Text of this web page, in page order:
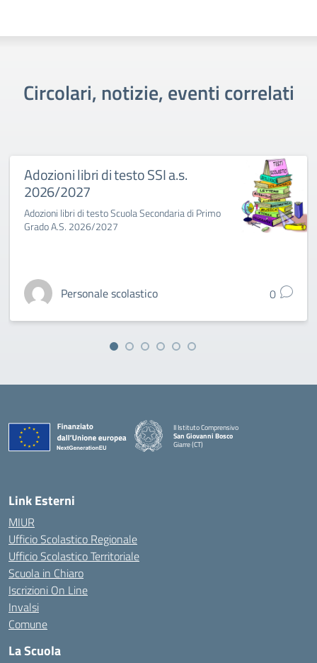
Circolari, notizie, eventi correlati
Adozioni libri di testo SSI a.s.
2026/2027
Adozioni libri di testo Scuola Secondaria di Primo
Grado A.S. 2026/2027
Personale scolastico 0
II Istituto Comprensivo
San Giovanni Bosco
Giarre (CT)
Link Esterni
MIUR
Ufficio Scolastico Regionale
Ufficio Scolastico Territoriale
Scuola in Chiaro
Iscrizioni On Line
Invalsi
Comune
La Scuola